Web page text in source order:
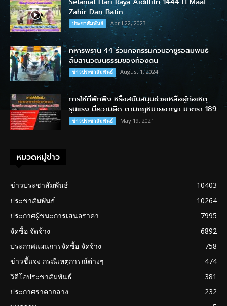
Zahir Dan Batin
ประชาสัมพันธ์ April 22, 2023
ทหารพราน 44 ร่วมกิจกรรมกวนอาซูรอสัมพันธ์
สืบสานวัฒนธรรมของท้องถิ่น
ข่าวประชาสัมพันธ์ August 1, 2024
การให้ที่พักพิง หรือสนับสนุนช่วยเหลือผู้ก่อเหตุ
รุนแรง มีความผิด ตามกฎหมายอาญา มาตรา 189
ข่าวประชาสัมพันธ์ May 19, 2021
หมวดหมู่ข่าว
ข่าวประชาสัมพันธ์
10403
ประชาสัมพันธ์
10264
ประกาศผู้ชนะการเสนอราคา
7995
จัดซื้อ จัดจ้าง
6892
ประกาศแผนการจัดซื้อ จัดจ้าง
758
ข่าวชี้แจง กรณีเหตุการณ์ต่างๆ
474
วิดีโอประชาสัมพันธ์
381
ประกาศราคากลาง
232